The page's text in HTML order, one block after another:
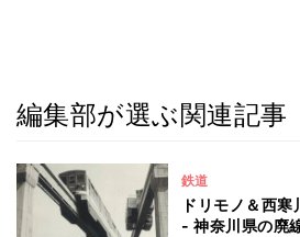
編集部が選ぶ関連記事
鉄道
ドリモノ＆西
- 神奈川県の廃